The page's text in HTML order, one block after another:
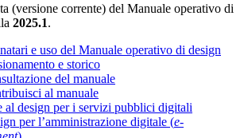
(versione corrente) del Manuale operativo di
2025.1.
e uso del Manuale operativo di design
e storico
del manuale
al manuale
al design per i servizi pubblici digitali
per l’amministrazione digitale (e-